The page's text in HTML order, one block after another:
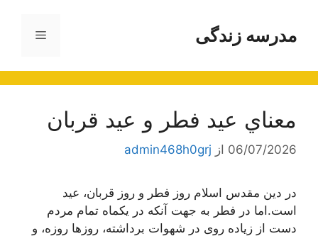
محتوامدرسه زندگی فهرست
معناي‌ عيد فطر و عيد قربان
06/07/2026 از admin468h0grj
در دين مقدس اسلام روز فطر و روز قربان، عيد
است.اما در فطر به جهت‌ آنکه در يکماه تمام مردم
دست از زياده‌ روى در شهوات برداشته، روزها روزه، و